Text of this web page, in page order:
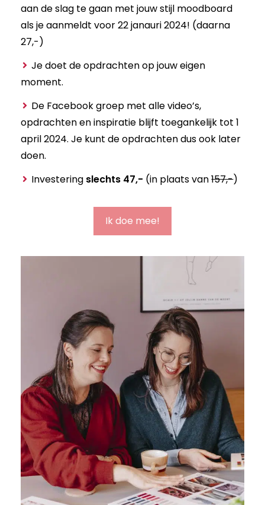
aan de slag te gaan met jouw stijl moodboard
als je aanmeldt voor 22 janauri 2024! (daarna
27,-)
Je doet de opdrachten op jouw eigen
moment.
De Facebook groep met alle video’s,
opdrachten en inspiratie blijft toegankelijk tot 1
april 2024. Je kunt de opdrachten dus ook later
doen.
Investering slechts 47,- (in plaats van157,-)
Ik doe mee!